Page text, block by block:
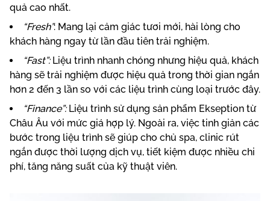
quả cao nhất.
“Fresh”: Mang lại cảm giác tươi mới, hài lòng cho
khách hàng ngay từ lần đầu tiên trải nghiệm.
“Fast”:Liệu trình nhanh chóng nhưng hiệu quả, khách
hàng sẽ trải nghiệm được hiệu quả trong thời gian ngắn
hơn 2 đến 3 lần so với các liệu trình cùng loại trước đây.
“Finance”:Liệu trình sử dụng sản phẩm Ekseption từ
Châu Âu với mức giá hợp lý. Ngoài ra, việc tinh giản các
bước trong liệu trình sẽ giúp cho chủ spa, clinic rút
ngắn được thời lượng dịch vụ, tiết kiệm được nhiều chi
phí, tăng năng suất của kỹ thuật viên.